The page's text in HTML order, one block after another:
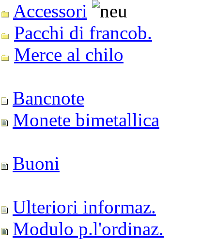
Accessori
Pacchi di francob.
Merce al chilo
Bancnote
Monete bimetallica
Buoni
Ulteriori informaz.
Modulo p.l'ordinaz.